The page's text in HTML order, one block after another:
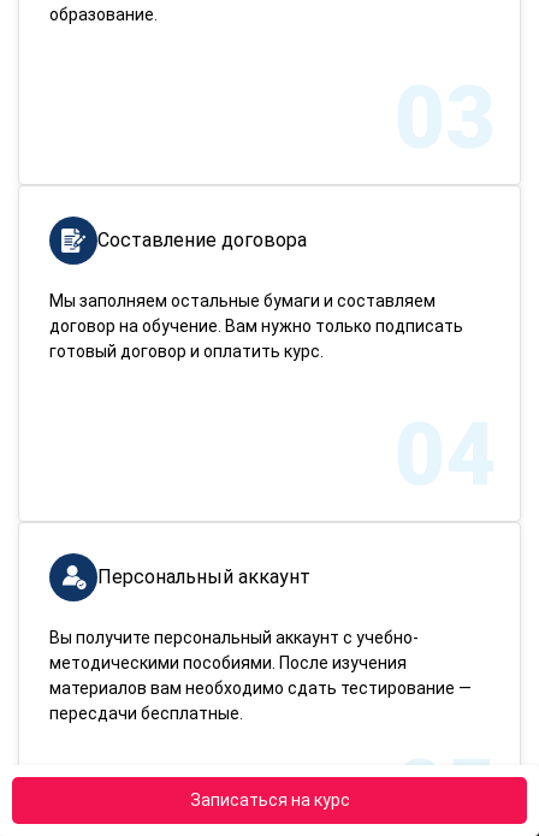
Записаться на курс
образование.
03
Составление договора
Мы заполняем остальные бумаги и составляем
договор на обучение. Вам нужно только подписать
готовый договор и оплатить курс.
04
Персональный аккаунт
Вы получите персональный аккаунт с учебно-
методическими пособиями. После изучения
материалов вам необходимо сдать тестирование —
пересдачи бесплатные.
05